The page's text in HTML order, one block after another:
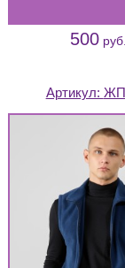
500 руб.
Артикул: